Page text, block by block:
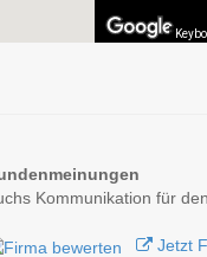
Kommunikation für
Jetzt